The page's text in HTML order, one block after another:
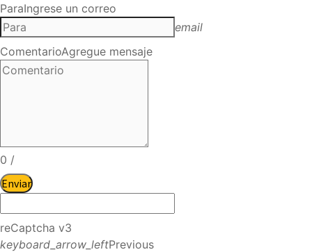
ParaIngrese un correo
email
ComentarioAgregue mensaje
0 /
Enviar
reCaptcha v3
keyboard_arrow_leftPrevious